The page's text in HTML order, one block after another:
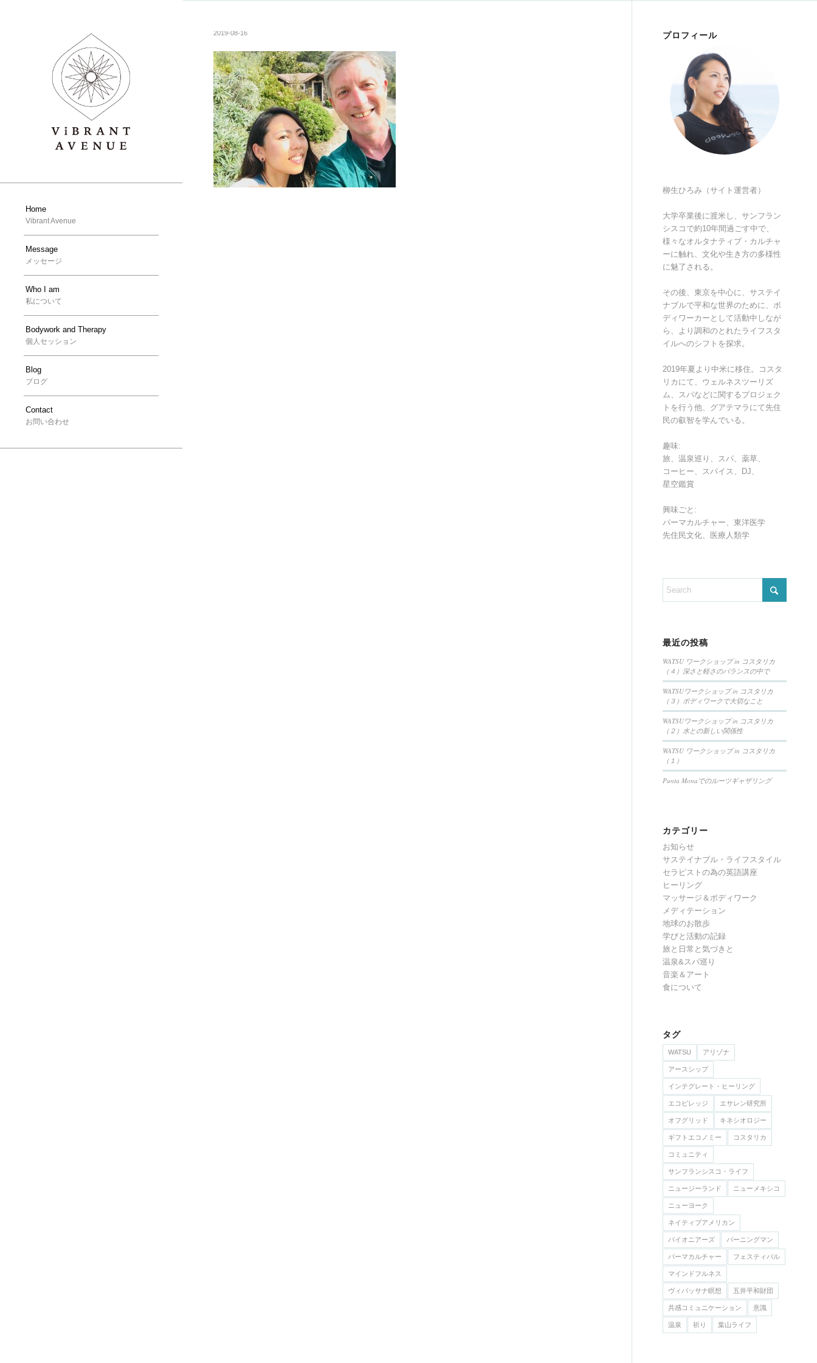
Home
Vibrant Avenue
Message
メッセージ
Who I am
私について
Bodywork and Therapy
個人セッション
Blog
ブログ
Contact
お問い合わせ
2019-08-16 プロフィール
柳生ひろみ（サイト運営者）
大学卒業後に渡米し、サンフラン
シスコで約10年間過ごす中で、
様々なオルタナティブ・カルチャ
ーに触れ、文化や生き方の多様性
に魅了される。
その後、東京を中心に、サステイ
ナブルで平和な世界のために、ボ
ディワーカーとして活動中しなが
ら、より調和のとれたライフスタ
イルへのシフトを探求。
2019年夏より中米に移住。コスタ
リカにて、ウェルネスツーリズ
ム、スパなどに関するプロジェク
トを行う他、グアテマラにて先住
民の叡智を学んでいる。
趣味:
旅、温泉巡り、スパ、薬草、
コーヒー、スパイス、DJ、
星空鑑賞
興味ごと:
パーマカルチャー、東洋医学
先住民文化、医療人類学
最近の投稿
WATSU ワークショップ in コスタリカ
（４）深さと軽さのバランスの中で
WATSUワークショップ in コスタリカ
（３）ボディワークで大切なこと
WATSUワークショップ in コスタリカ
（２）水との新しい関係性
WATSU ワークショップ in コスタリカ
（１）
Punta Monaでのルーツギャザリング
カテゴリー
お知らせ
サステイナブル・ライフスタイル
セラピストの為の英語講座
ヒーリング
マッサージ＆ボディワーク
メディテーション
地球のお散歩
学びと活動の記録
旅と日常と気づきと
温泉&スパ巡り
音楽＆アート
食について
タグ
WATSU アリゾナ
アースシップ
インテグレート・ヒーリング
エコビレッジ エサレン研究所
オフグリッド キネシオロジー
ギフトエコノミー コスタリカ
コミュニティ
サンフランシスコ・ライフ
ニュージーランド ニューメキシコ
ニューヨーク
ネイティブアメリカン
バイオニアーズ バーニングマン
パーマカルチャー フェスティバル
マインドフルネス
ヴィパッサナ瞑想 五井平和財団
共感コミュニケーション 意識
温泉 祈り 葉山ライフ